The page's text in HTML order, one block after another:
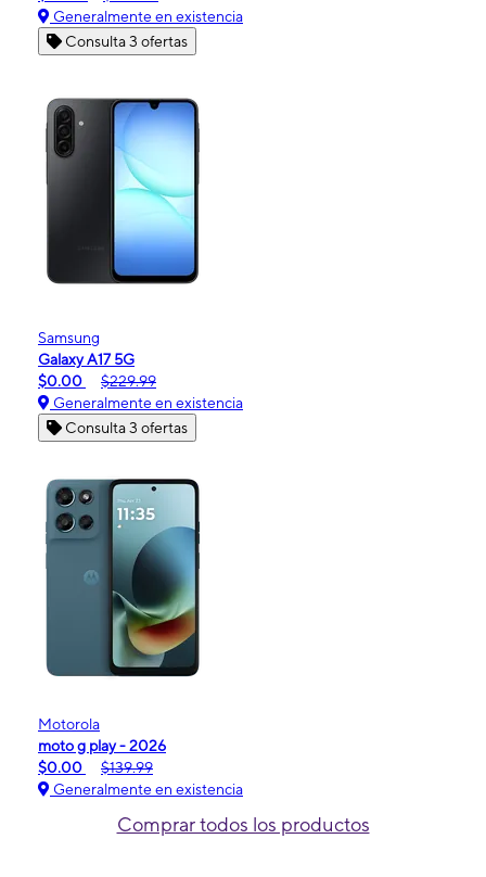
Generalmente en existencia
Consulta 3 ofertas
Samsung
Galaxy A17 5G
$0.00
$229.99
Generalmente en existencia
Consulta 3 ofertas
Motorola
moto g play - 2026
$0.00
$139.99
Generalmente en existencia
Comprar todos los productos